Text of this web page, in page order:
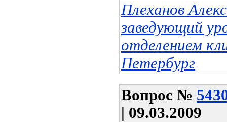
Плеханов
заведующий
отделением
Петербург
Вопрос №
| 09.03.2009